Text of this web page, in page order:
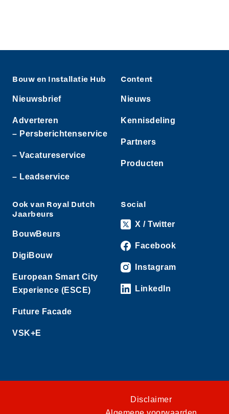
Bouw en Installatie Hub
Nieuwsbrief
Adverteren
– Persberichtenservice
– Vacatureservice
– Leadservice
Content
Nieuws
Kennisdeling
Partners
Producten
Ook van Royal Dutch
Jaarbeurs
BouwBeurs
DigiBouw
European Smart City
Experience (ESCE)
Future Facade
VSK+E
Social
X / Twitter
Facebook
Instagram
LinkedIn
Disclaimer